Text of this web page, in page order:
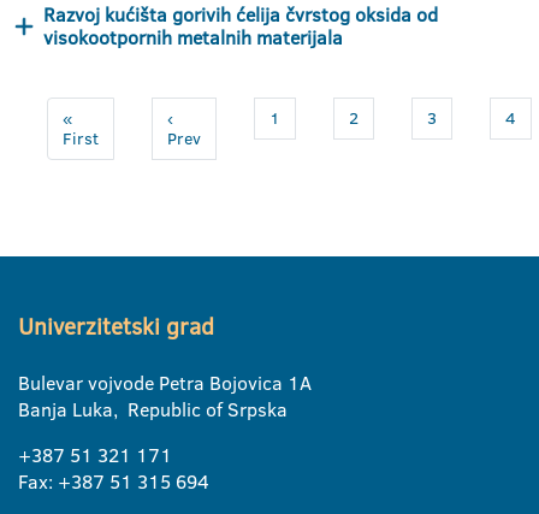
Razvoj kućišta gorivih ćelija čvrstog oksida od
visokootpornih metalnih materijala
«
First
‹
Prev
1 2 3 4
Univerzitetski grad
Bulevar vojvode Petra Bojovica 1A
Banja Luka, Republic of Srpska
+387 51 321 171
Fax: +387 51 315 694